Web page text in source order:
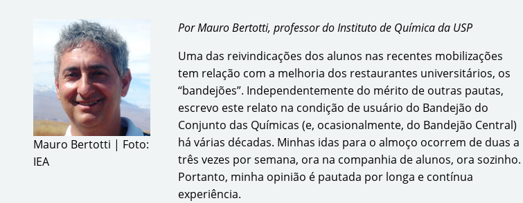
Mauro Bertotti | Foto:
IEA
Por Mauro Bertotti, professor do Instituto de Química da USP
Uma das reivindicações dos alunos nas recentes mobilizações
tem relação com a melhoria dos restaurantes universitários, os
“bandejões”. Independentemente do mérito de outras pautas,
escrevo este relato na condição de usuário do Bandejão do
Conjunto das Químicas (e, ocasionalmente, do Bandejão Central)
há várias décadas. Minhas idas para o almoço ocorrem de duas a
três vezes por semana, ora na companhia de alunos, ora sozinho.
Portanto, minha opinião é pautada por longa e contínua
experiência.